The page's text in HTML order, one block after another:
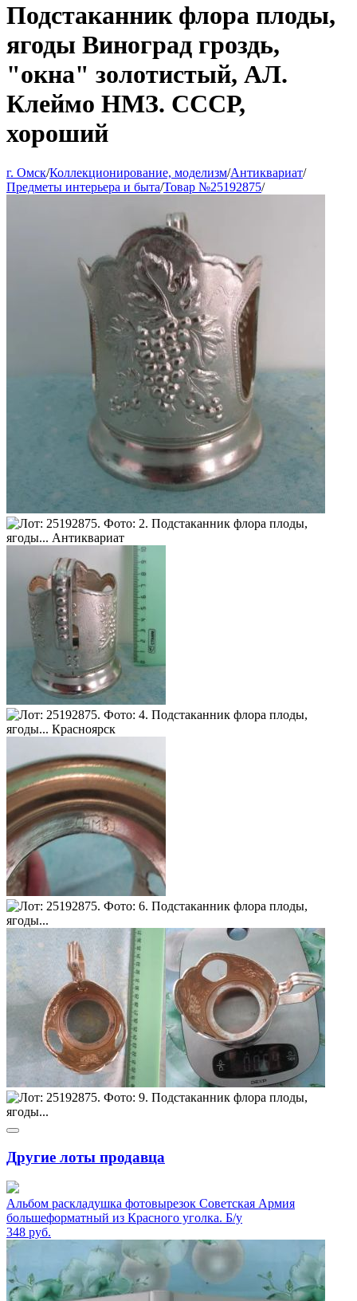
Подстаканник флора плоды,
ягоды Виноград гроздь,
"окна" золотистый, АЛ.
Клеймо НМЗ. СССР,
хороший
г. Омск/Коллекционирование, моделизм/Антиквариат/
Предметы интерьера и быта/Товар №25192875/
Другие лоты продавца
Альбом раскладушка фотовырезок Советская Армия
большеформатный из Красного уголка. Б/у
348 руб.